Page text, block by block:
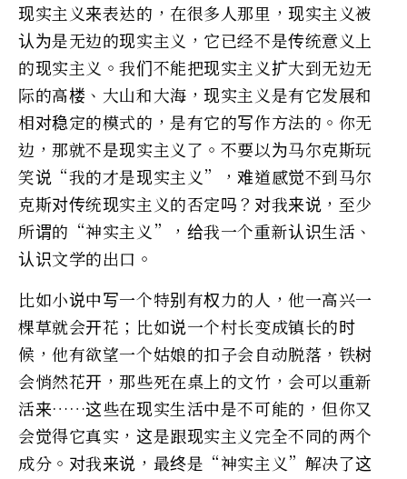
现实主义来表达的，在很多人那里，现实主义被
认为是无边的现实主义，它已经不是传统意义上
的现实主义。我们不能把现实主义扩大到无边无
际的高楼、大山和大海，现实主义是有它发展和
相对稳定的模式的，是有它的写作方法的。你无
边，那就不是现实主义了。不要以为马尔克斯玩
笑说“我的才是现实主义”，难道感觉不到马尔
克斯对传统现实主义的否定吗？对我来说，至少
所谓的“神实主义”，给我一个重新认识生活、
认识文学的出口。
比如小说中写一个特别有权力的人，他一高兴一
棵草就会开花；比如说一个村长变成镇长的时
候，他有欲望一个姑娘的扣子会自动脱落，铁树
会悄然花开，那些死在桌上的文竹，会可以重新
活来……这些在现实生活中是不可能的，但你又
会觉得它真实，这是跟现实主义完全不同的两个
成分。对我来说，最终是“神实主义”解决了这